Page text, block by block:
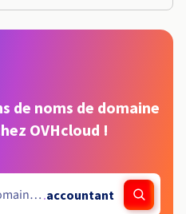
de noms de domaine
OVHcloud !
.accountant